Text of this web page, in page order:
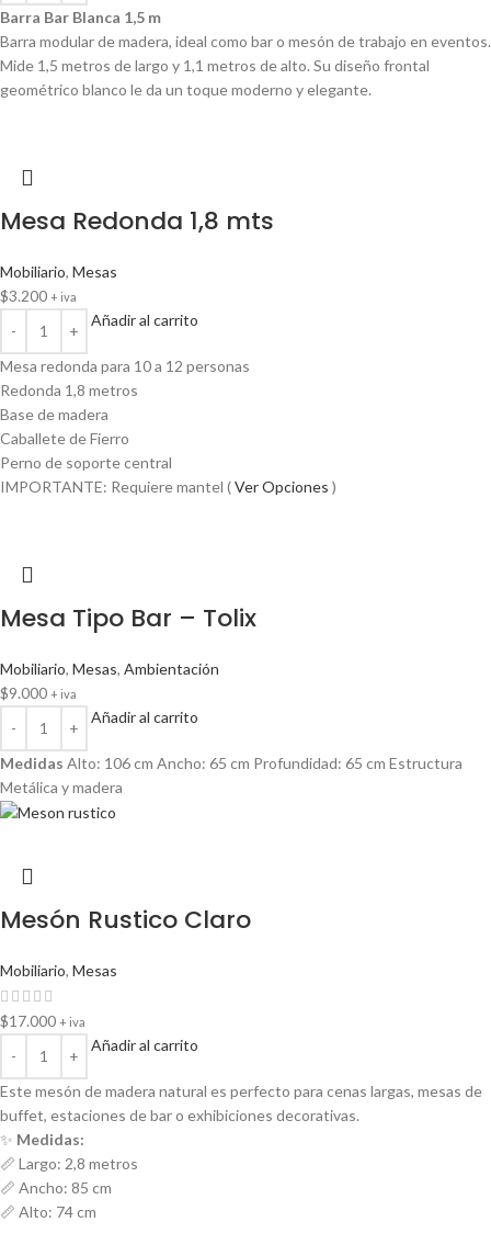
Barra Bar Blanca 1,5 m
Barra modular de madera, ideal como bar o mesón de trabajo en eventos.
Mide 1,5 metros de largo y 1,1 metros de alto. Su diseño frontal
geométrico blanco le da un toque moderno y elegante.
Mesa Redonda 1,8 mts
Mobiliario, Mesas
$3.200 + iva
Añadir al carrito
Mesa redonda para 10 a 12 personas
Redonda 1,8 metros
Base de madera
Caballete de Fierro
Perno de soporte central
IMPORTANTE: Requiere mantel (Ver Opciones )
Mesa Tipo Bar – Tolix
Mobiliario, Mesas, Ambientación
$9.000 + iva
Añadir al carrito
Medidas Alto: 106 cm Ancho: 65 cm Profundidad: 65 cm Estructura
Metálica y madera
Mesón Rustico Claro
Mobiliario, Mesas
$17.000 + iva
Añadir al carrito
Este mesón de madera natural es perfecto para cenas largas, mesas de
buffet, estaciones de bar o exhibiciones decorativas.
✨ Medidas:
📏 Largo: 2,8 metros
📏 Ancho: 85 cm
📏 Alto: 74 cm